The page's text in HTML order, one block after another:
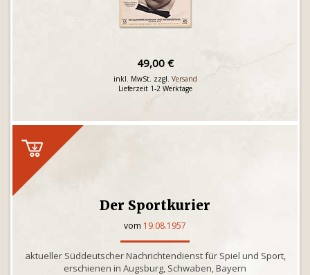
49,00 €
inkl. MwSt. zzgl. Versand
Lieferzeit 1-2 Werktage
Der Sportkurier
vom 19.08.1957
aktueller Süddeutscher Nachrichtendienst für Spiel und Sport,
erschienen in Augsburg, Schwaben, Bayern